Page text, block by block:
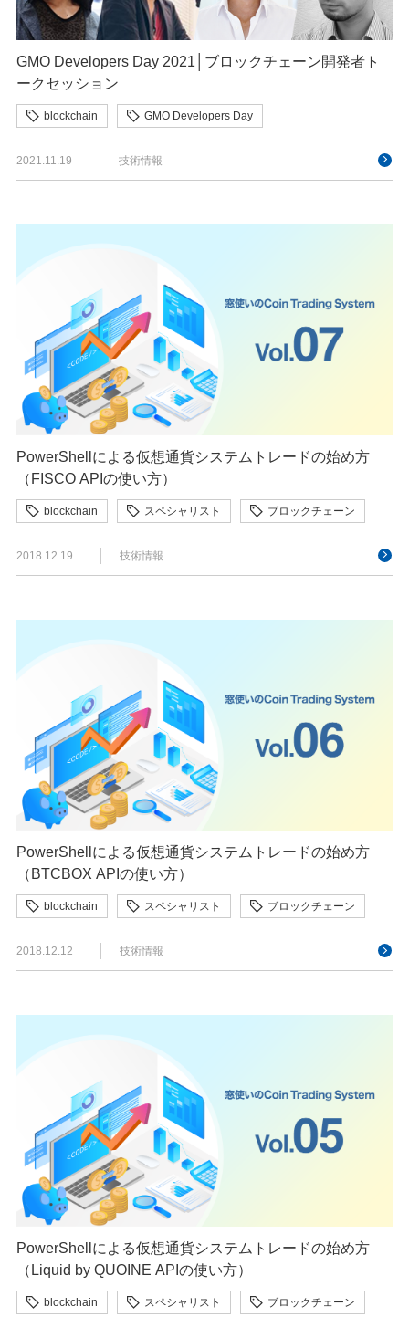
GMO Developers Day 2021│ブロックチェーン開発者ト
ークセッション
blockchain
GMO Developers Day
2021.11.19
技術情報
PowerShellによる仮想通貨システムトレードの始め方
（FISCO APIの使い方）
blockchain スペシャリスト ブロックチェーン
2018.12.19 技術情報
PowerShellによる仮想通貨システムトレードの始め方
（BTCBOX APIの使い方）
blockchain スペシャリスト ブロックチェーン
2018.12.12 技術情報
PowerShellによる仮想通貨システムトレードの始め方
（Liquid by QUOINE APIの使い方）
blockchain スペシャリスト ブロックチェーン